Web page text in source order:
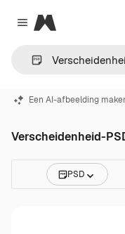
Close menu
Magnific
Een AI-afbeelding
Verscheidenheid-
PSD